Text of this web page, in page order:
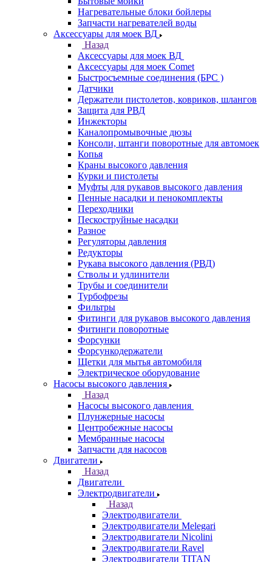
Нагревательные блоки бойлеры
Запчасти нагревателей воды
Аксессуары для моек ВД
Назад
Аксессуары для моек ВД
Аксессуары для моек Comet
Быстросъемные соединения (БРС )
Датчики
Держатели пистолетов, ковриков, шлангов
Защита для РВД
Инжекторы
Каналопромывочные дюзы
Консоли, штанги поворотные для автомоек
Копья
Краны высокого давления
Курки и пистолеты
Муфты для рукавов высокого давления
Пенные насадки и пенокомплекты
Переходники
Пескоструйные насадки
Разное
Регуляторы давления
Редукторы
Рукава высокого давления (РВД)
Стволы и удлинители
Трубы и соединители
Турбофрезы
Фильтры
Фитинги для рукавов высокого давления
Фитинги поворотные
Форсунки
Форсункодержатели
Щетки для мытья автомобиля
Электрическое оборудование
Насосы высокого давления
Назад
Насосы высокого давления
Плунжерные насосы
Центробежные насосы
Мембранные насосы
Запчасти для насосов
Двигатели
Назад
Двигатели
Электродвигатели
Назад
Электродвигатели
Электродвигатели Melegari
Электродвигатели Nicolini
Электродвигатели Ravel
Электродвигатели TITAN